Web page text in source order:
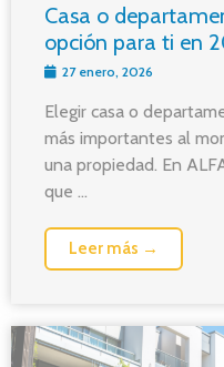
Casa o
opción para ti en
27 enero, 2026
Elegir casa o
más importantes al
una propiedad. En
que ...
Leer más →